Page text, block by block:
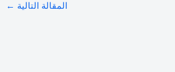
المقالة التالية ←